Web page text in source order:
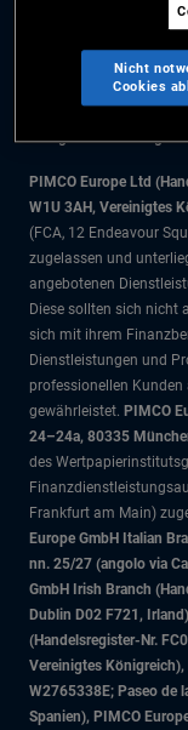
Staatsbürger bestimmt.
Alle Dokumente und
ausschließlich zu
Anlageberatung
Anlageentscheidung
PIMCO Europe Ltd
W1U 3AH, Vereinigtes
(FCA, 12 Endeavour
zugelassen und
angebotenen
Diese sollten sich nicht
sich mit ihrem
Dienstleistungen und
professionellen
gewährleistet. PIMCO
24–24a, 80335
des
Frankfurt am Main)
Europe GmbH Italian
nn. 25/27 (angolo via
GmbH Irish Branch
Dublin D02 F721,
(Handelsregister-Nr.
Vereinigtes Königreich),
W2765338E; Paseo de
Spanien), PIMCO
Nicht
Cookies